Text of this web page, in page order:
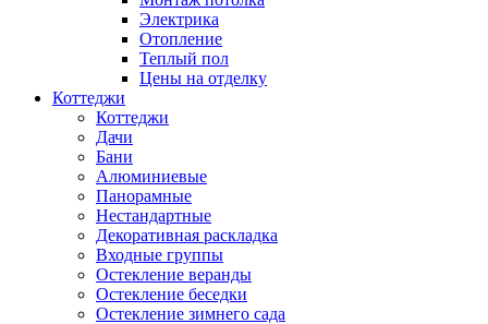
Электрика
Отопление
Теплый пол
Цены на отделку
Коттеджи
Коттеджи
Дачи
Бани
Алюминиевые
Панорамные
Нестандартные
Декоративная раскладка
Входные группы
Остекление веранды
Остекление беседки
Остекление зимнего сада